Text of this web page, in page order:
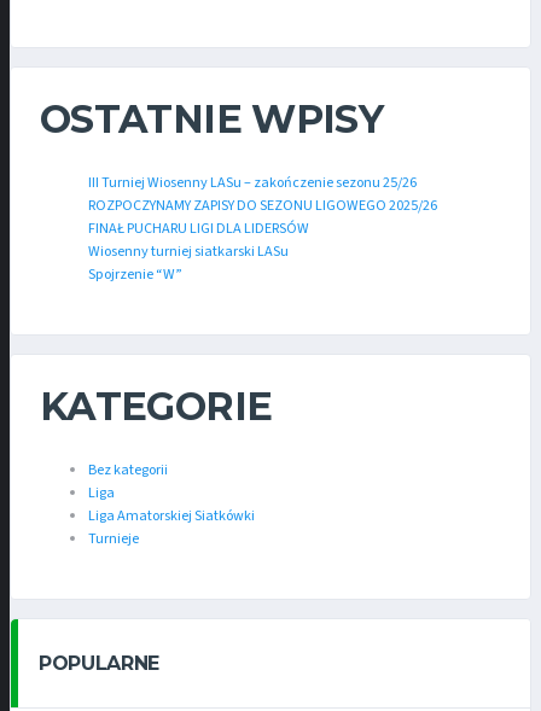
OSTATNIE WPISY
III Turniej Wiosenny LASu – zakończenie sezonu 25/26
ROZPOCZYNAMY ZAPISY DO SEZONU LIGOWEGO 2025/26
FINAŁ PUCHARU LIGI DLA LIDERSÓW
Wiosenny turniej siatkarski LASu
Spojrzenie “W”
KATEGORIE
Bez kategorii
Liga
Liga Amatorskiej Siatkówki
Turnieje
POPULARNE